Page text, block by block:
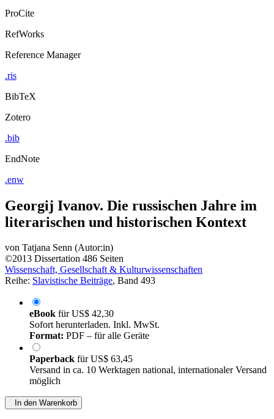
ProCite
RefWorks
Reference Manager
.ris
BibTeX
Zotero
.bib
EndNote
.enw
Georgij Ivanov. Die russischen Jahre im
literarischen und historischen Kontext
von Tatjana Senn (Autor:in)
©2013 Dissertation 486 Seiten
Wissenschaft, Gesellschaft & Kulturwissenschaften
Reihe: Slavistische Beiträge, Band 493
eBook fürUS$ 42,30
Sofort herunterladen. Inkl. MwSt.
Format: PDF – für alle Geräte
Paperback fürUS$ 63,45
Versand in ca. 10 Werktagen national, internationaler Versand
möglich
In den Warenkorb